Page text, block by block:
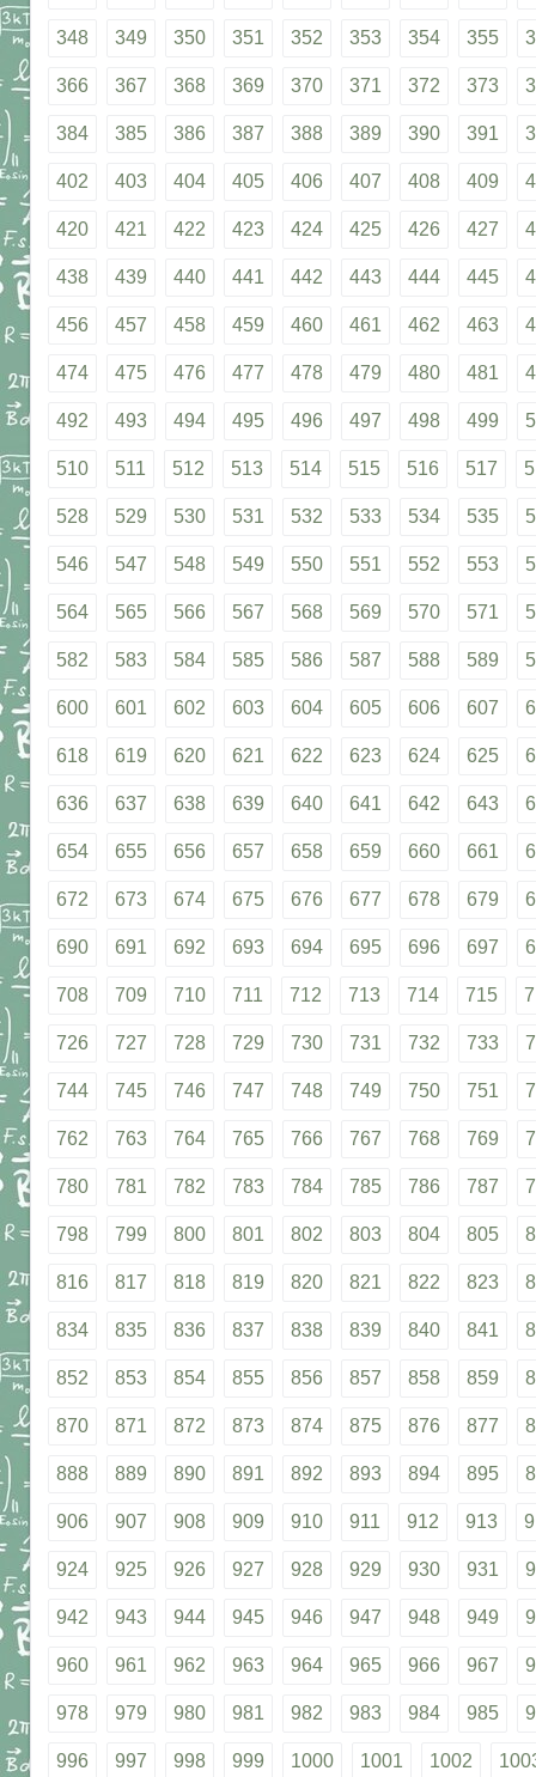
348 349 350 351 352 353 354 355
366 367 368 369 370 371 372 373
384 385 386 387 388 389 390 391
402 403 404 405 406 407 408 409
420 421 422 423 424 425 426 427
438 439 440 441 442 443 444 445
456 457 458 459 460 461 462 463
474 475 476 477 478 479 480 481
492 493 494 495 496 497 498 499
510 511 512 513 514 515 516 517
528 529 530 531 532 533 534 535
546 547 548 549 550 551 552 553
564 565 566 567 568 569 570 571
582 583 584 585 586 587 588 589
600 601 602 603 604 605 606 607
618 619 620 621 622 623 624 625
636 637 638 639 640 641 642 643
654 655 656 657 658 659 660 661
672 673 674 675 676 677 678 679
690 691 692 693 694 695 696 697
708 709 710 711 712 713 714 715
726 727 728 729 730 731 732 733
744 745 746 747 748 749 750 751
762 763 764 765 766 767 768 769
780 781 782 783 784 785 786 787
798 799 800 801 802 803 804 805
816 817 818 819 820 821 822 823
834 835 836 837 838 839 840 841
852 853 854 855 856 857 858 859
870 871 872 873 874 875 876 877
888 889 890 891 892 893 894 895
906 907 908 909 910 911 912 913
924 925 926 927 928 929 930 931
942 943 944 945 946 947 948 949
960 961 962 963 964 965 966 967
978 979 980 981 982 983 984 985
996 997 998 999 1000 1001 1002